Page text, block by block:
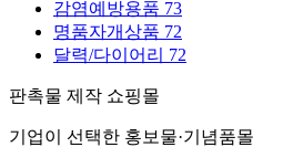
감염예방용품 73
명품자개상품 72
달력/다이어리 72
판촉물 제작 쇼핑몰
기업이 선택한 홍보물·기념품몰